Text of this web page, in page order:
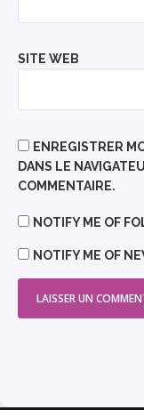
SITE WEB
ENREGISTRER
DANS LE
COMMENTAIRE.
NOTIFY ME OF
NOTIFY ME OF